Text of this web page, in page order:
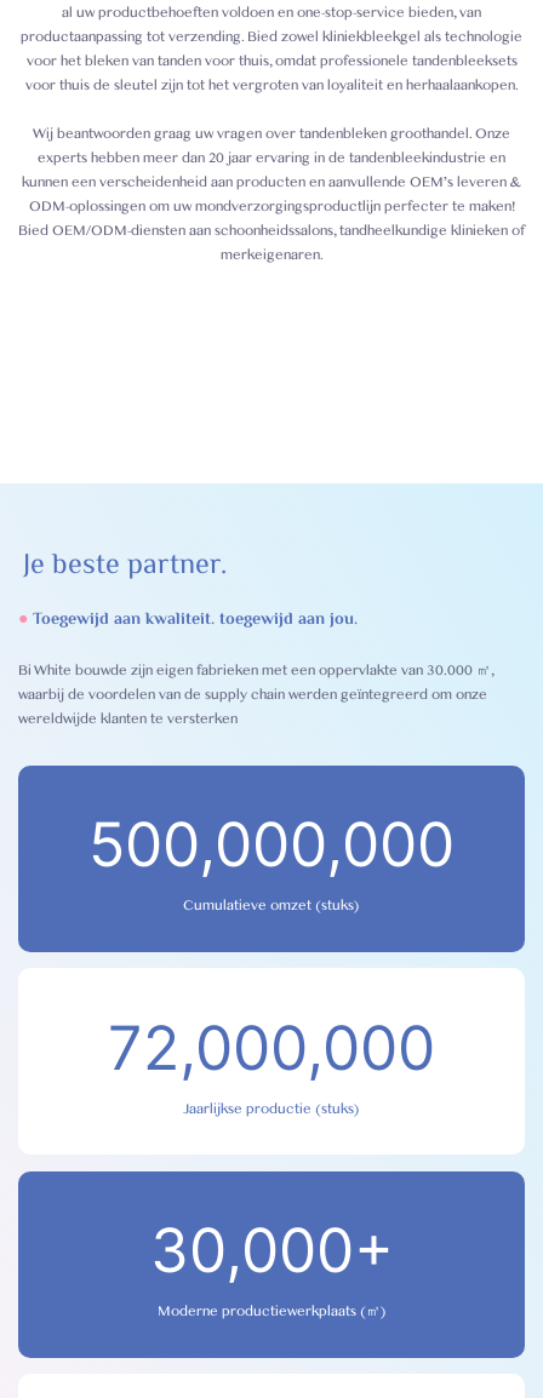
al uw productbehoeften voldoen en one-stop-service bieden, van
productaanpassing tot verzending. Bied zowel kliniekbleekgel als technologie
voor het bleken van tanden voor thuis, omdat professionele tandenbleeksets
voor thuis de sleutel zijn tot het vergroten van loyaliteit en herhaalaankopen.
Wij beantwoorden graag uw vragen over tandenbleken groothandel. Onze
experts hebben meer dan 20 jaar ervaring in de tandenbleekindustrie en
kunnen een verscheidenheid aan producten en aanvullende OEM's leveren &
ODM-oplossingen om uw mondverzorgingsproductlijn perfecter te maken!
Bied OEM/ODM-diensten aan schoonheidssalons, tandheelkundige klinieken of
merkeigenaren.
Je beste partner.
● Toegewijd aan kwaliteit. toegewijd aan jou.
Bi White bouwde zijn eigen fabrieken met een oppervlakte van 30.000 ㎡,
waarbij de voordelen van de supply chain werden geïntegreerd om onze
wereldwijde klanten te versterken
500,000,000
Cumulatieve omzet (stuks)
72,000,000
Jaarlijkse productie (stuks)
30,000+
Moderne productiewerkplaats (㎡)